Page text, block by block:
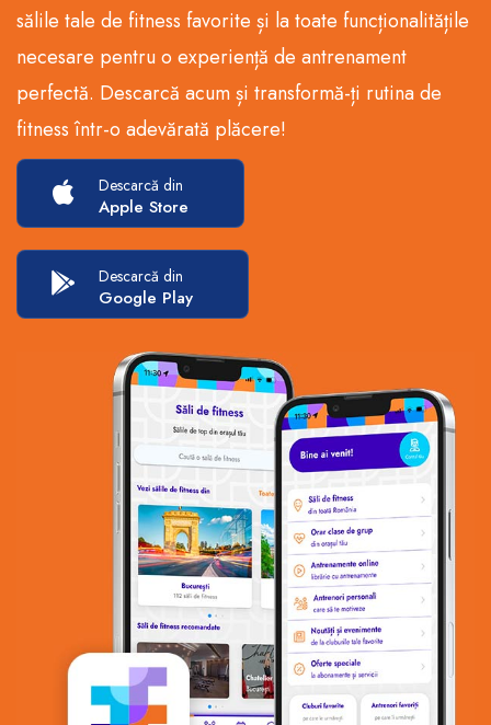
sălile tale de fitness favorite și la toate funcționalitățile
necesare pentru o experiență de antrenament
perfectă. Descarcă acum și transformă-ți rutina de
fitness într-o adevărată plăcere!
Descarcă din
Apple Store
Descarcă din
Google Play